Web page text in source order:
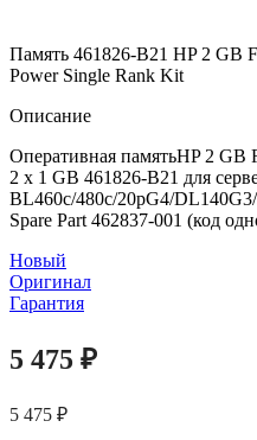
Память 461826-B21 HP 2 GB
Power Single Rank Kit
Описание
Оперативная памятьHP 2
2 x 1 GB 461826-B21 для
BL460c/480c/20pG4/
Spare Part 462837-001 (код
Новый
Оригинал
Гарантия
5 475 ₽
5 475 ₽